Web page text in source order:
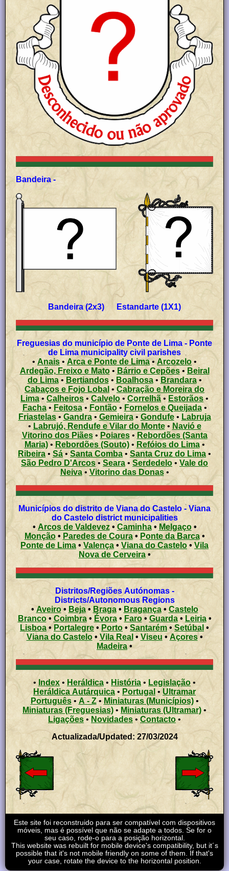
Bandeira -
Bandeira (2x3) Estandarte (1X1)
Freguesias do município de Ponte de Lima - Ponte
de Lima municipality civil parishes
• Anais • Arca e Ponte de Lima• Arcozelo •
Ardegão, Freixo e Mato• Bárrio e Cepões• Beiral
do Lima• Bertiandos• Boalhosa• Brandara•
Cabaços e Fojo Lobal •Cabração e Moreira do
Lima• Calheiros•Calvelo • Correlhã• Estorãos •
Facha• Feitosa• Fontão• Fornelos e Queijada•
Friastelas• Gandra• Gemieira•Gondufe • Labruja
• Labrujó, Rendufe e Vilar do Monte• Navió e
Vitorino dos Piães• Poiares• Rebordões (Santa
Maria)• Rebordões (Souto)• Refóios do Lima•
Ribeira • Sá• Santa Comba • Santa Cruz do Lima •
São Pedro D'Arcos • Seara • Serdedelo • Vale do
Neiva• Vitorino das Donas•
Municípios do distrito de Viana do Castelo - Viana
do Castelo district municipalities
• Arcos de Valdevez•Caminha• Melgaço•
Monção• Paredes de Coura• Ponte da Barca•
Ponte de Lima • Valença • Viana do Castelo •Vila
Nova de Cerveira•
Distritos/Regiões Autónomas -
Districts/Autonomous Regions
• Aveiro• Beja• Braga• Bragança• Castelo
Branco• Coimbra• Évora• Faro• Guarda•Leiria•
Lisboa •Portalegre • Porto • Santarém •Setúbal •
Viana do Castelo• Vila Real • Viseu •Açores •
Madeira •
• Index• Heráldica • História • Legislação •
Heráldica Autárquica • Portugal • Ultramar
Português• A - Z• Miniaturas (Municípios)•
Miniaturas (Freguesias) • Miniaturas (Ultramar) •
Ligações• Novidades • Contacto•
Actualizada/Updated: 27/03/2024
Este site foi reconstruido para ser compatível com dispositivos
móveis, mas é possível que não se adapte a todos. Se for o
seu caso, rode-o para a posição horizontal.
This website was rebuilt for mobile device's compatibility, but it´s
possible that it's not mobile friendly on some of them. If that's
your case, rotate the device to the horizontal position.